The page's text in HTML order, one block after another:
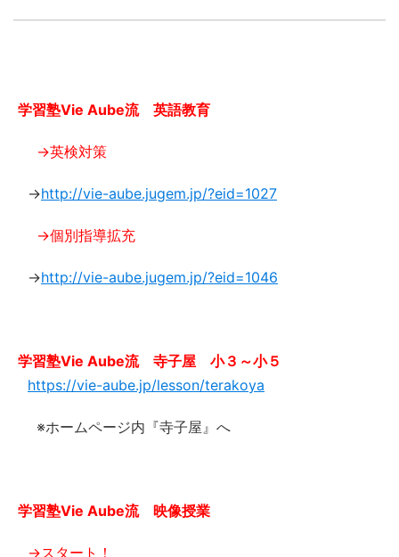
学習塾Vie Aube流 英語教育
→英検対策
→http://vie-aube.jugem.jp/?eid=1027
→個別指導拡充
→http://vie-aube.jugem.jp/?eid=1046
学習塾Vie Aube流 寺子屋 小３～小５
https://vie-aube.jp/lesson/terakoya
※ホームページ内『寺子屋』へ
学習塾Vie Aube流 映像授業
→スタート！